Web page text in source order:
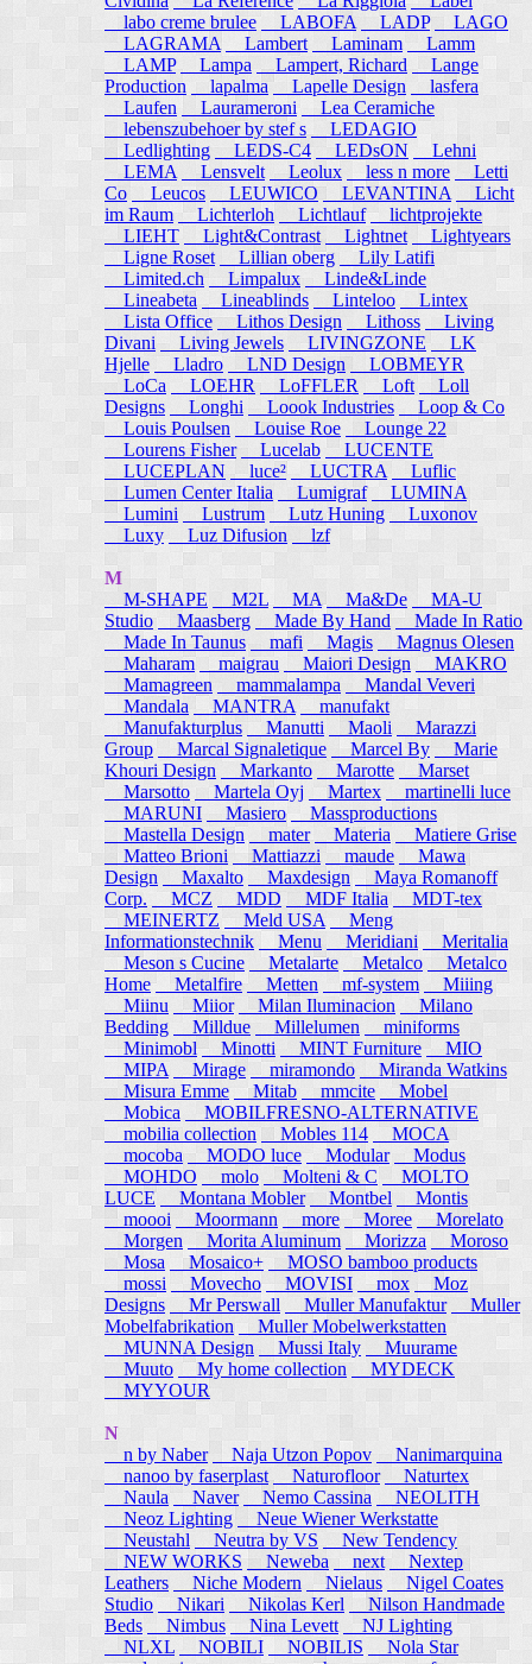
labo creme brulee
LABOFA LADP
LAGO
LAGRAMA
Lambert Laminam
Lamm
LAMP
Lampa Lampert, Richard
Lange
Production
lapalma Lapelle Design
lasfera
Laufen
Laurameroni
Lea Ceramiche
lebenszubehoer by stef s
LEDAGIO
Ledlighting
LEDS-C4 LEDsON
Lehni
LEMA
Lensvelt Leolux less n more
Letti
Co
Leucos LEUWICO LEVANTINA
Licht
im Raum
Lichterloh Lichtlauf lichtprojekte
LIEHT
Light&Contrast Lightnet
Lightyears
Ligne Roset
Lillian oberg
Lily Latifi
Limited.ch
Limpalux
Linde&Linde
Lineabeta
Lineablinds Linteloo
Lintex
Lista Office Lithos Design Lithoss
Living
Divani
Living Jewels LIVINGZONE
LK
Hjelle
Lladro LND Design
LOBMEYR
LoCa
LOEHR LoFFLER Loft
Loll
Designs
Longhi Loook Industries
Loop & Co
Louis Poulsen
Louise Roe
Lounge 22
Lourens Fisher
Lucelab
LUCENTE
LUCEPLAN
luce² LUCTRA
Luflic
Lumen Center Italia
Lumigraf
LUMINA
Lumini
Lustrum Lutz Huning
Luxonov
Luxy
Luz Difusion lzf
M
M-SHAPE
M2L MA Ma&De
MA-U
Studio
Maasberg Made By Hand
Made In Ratio
Made In Taunus
mafi Magis
Magnus Olesen
Maharam
maigrau Maiori Design
MAKRO
Mamagreen
mammalampa
Mandal Veveri
Mandala
MANTRA
manufakt
Manufakturplus
Manutti Maoli
Marazzi
Group
Marcal Signaletique Marcel By
Marie
Khouri Design
Markanto Marotte
Marset
Marsotto
Martela Oyj Martex
martinelli luce
MARUNI
Masiero
Massproductions
Mastella Design
mater Materia
Matiere Grise
Matteo Brioni
Mattiazzi maude
Mawa
Design
Maxalto Maxdesign
Maya Romanoff
Corp.
MCZ MDD MDF Italia
MDT-tex
MEINERTZ
Meld USA
Meng
Informationstechnik
Menu Meridiani
Meritalia
Meson s Cucine
Metalarte Metalco
Metalco
Home Metalfire Metten mf-system
Miiing
Miinu
Miior Milan Iluminacion
Milano
Bedding
Milldue Millelumen
miniforms
Minimobl Minotti MINT Furniture
MIO
MIPA
Mirage miramondo
Miranda Watkins
Misura Emme
Mitab mmcite
Mobel
Mobica
MOBILFRESNO-ALTERNATIVE
mobilia collection
Mobles 114
MOCA
mocoba
MODO luce Modular
Modus
MOHDO
molo Molteni & C
MOLTO
LUCE
Montana Mobler Montbel
Montis
moooi
Moormann more Moree
Morelato
Morgen
Morita Aluminum Morizza
Moroso
Mosa
Mosaico+
MOSO bamboo products
mossi
Movecho MOVISI mox
Moz
Designs
Mr Perswall Muller Manufaktur
Muller
Mobelfabrikation
Muller Mobelwerkstatten
MUNNA Design
Mussi Italy
Muurame
Muuto My home collection
MYDECK
MYYOUR
N
n by Naber
Naja Utzon Popov
Nanimarquina
nanoo by faserplast
Naturofloor
Naturtex
Naula
Naver Nemo Cassina
NEOLITH
Neoz Lighting
Neue Wiener Werkstatte
Neustahl
Neutra by VS
New Tendency
NEW WORKS
Neweba next
Nextep
Leathers
Niche Modern Nielaus
Nigel Coates
Studio
Nikari Nikolas Kerl
Nilson Handmade
Beds
Nimbus Nina Levett
NJ Lighting
NLXL
NOBILI NOBILIS
Nola Star